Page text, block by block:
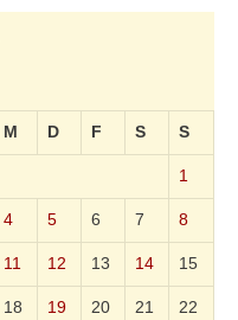
M D F S S
1
4 5 6 7 8
11 12 13 14 15
18 19 20 21 22